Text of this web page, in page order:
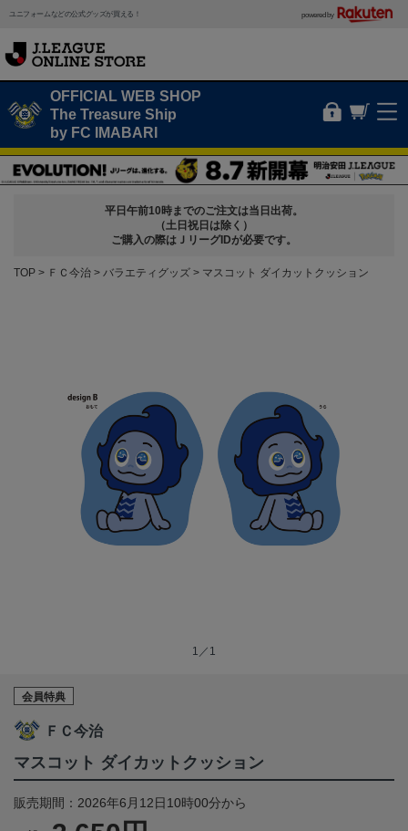
ユニフォームなどの公式グッズが買える！ powered by
OFFICIAL WEB SHOP
The Treasure Ship
by FC IMABARI
平日午前10時までのご注文は当日出荷。
（土日祝日は除く）
ご購入の際はＪリーグIDが必要です。
TOP ＦＣ今治 バラエティグッズ マスコット ダイカットクッション
1／1
会員特典
ＦＣ今治
マスコット ダイカットクッション
販売期間：2026年6月12日10時00分から